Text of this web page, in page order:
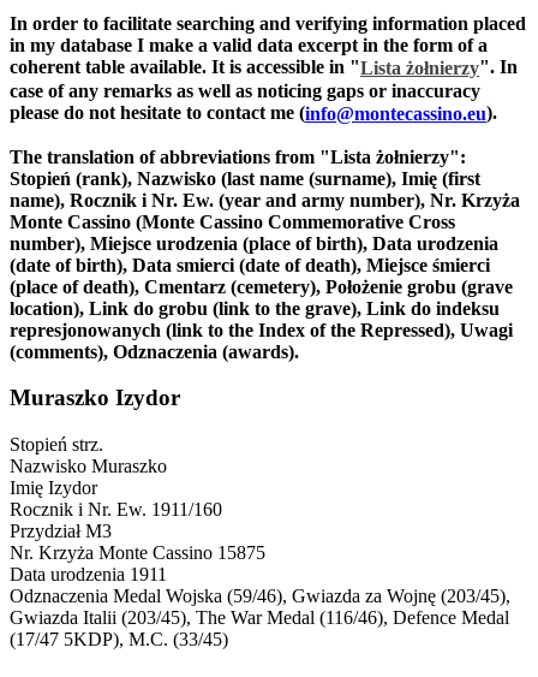
In order to facilitate searching and verifying information placed
in my database I make a valid data excerpt in the form of a
coherent table available. It is accessible in "Lista żołnierzy". In
case of any remarks as well as noticing gaps or inaccuracy
please do not hesitate to contact me (info@montecassino.eu).
The translation of abbreviations from "Lista żołnierzy":
Stopień (rank), Nazwisko (last name (surname), Imię (first
name), Rocznik i Nr. Ew. (year and army number), Nr. Krzyża
Monte Cassino (Monte Cassino Commemorative Cross
number), Miejsce urodzenia (place of birth), Data urodzenia
(date of birth), Data smierci (date of death), Miejsce śmierci
(place of death), Cmentarz (cemetery), Położenie grobu (grave
location), Link do grobu (link to the grave), Link do indeksu
represjonowanych (link to the Index of the Repressed), Uwagi
(comments), Odznaczenia (awards).
Muraszko Izydor
Stopień strz.
Nazwisko Muraszko
Imię Izydor
Rocznik i Nr. Ew. 1911/160
Przydział M3
Nr. Krzyża Monte Cassino 15875
Data urodzenia 1911
Odznaczenia Medal Wojska (59/46), Gwiazda za Wojnę (203/45),
Gwiazda Italii (203/45), The War Medal (116/46), Defence Medal
(17/47 5KDP), M.C. (33/45)